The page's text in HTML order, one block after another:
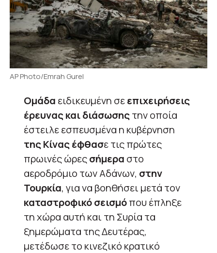
AP Photo/Emrah Gurel
Ομάδα ειδικευμένη σεεπιχειρήσεις
έρευνας και διάσωσηςτην οποία
έστειλε εσπευσμένα η κυβέρνηση
της Κίνας έφθασε τις πρώτες
πρωινές ώρεςσήμερα στο
αεροδρόμιο των Αδάνων, στην
Τουρκία, για να βοηθήσει μετά τον
καταστροφικό σεισμόπου έπληξε
τη χώρα αυτή και τη Συρία τα
ξημερώματα της Δευτέρας,
μετέδωσε το κινεζικό κρατικό